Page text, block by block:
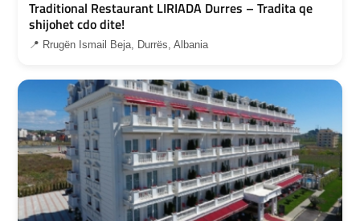
Traditional Restaurant LIRIADA Durres – Tradita qe
shijohet cdo dite!
📍 Rrugën Ismail Beja, Durrës, Albania